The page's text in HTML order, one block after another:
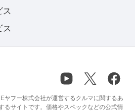
ス
ス
ヤフー株式会社が運営するクルマに関するあ
るサイトです。価格やスペックなどの公式情